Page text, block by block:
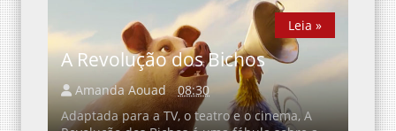
A Revolução dos Bichos
Amanda Aouad
08:30
Adaptada para a TV, o teatro e o cinema, A
Leia »